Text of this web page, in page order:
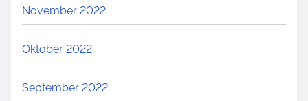
November 2022
Oktober 2022
September 2022